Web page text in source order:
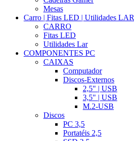
Mesas
Carro | Fitas LED | Utilidades LAR
CARRO
Fitas LED
Utilidades Lar
COMPONENTES PC
CAIXAS
Computador
Discos-Externos
2,5" | USB
3,5" | USB
M.2-USB
Discos
PC 3,5
Portatéis 2,5